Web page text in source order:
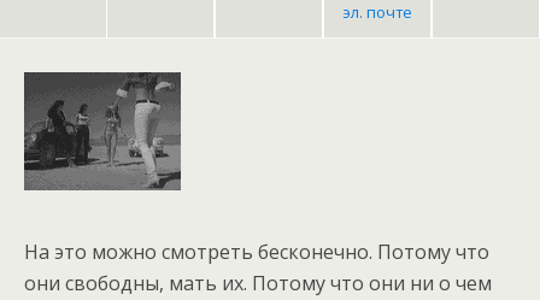
эл. почте
На это можно смотреть бесконечно. Потому что
они свободны, мать их. Потому что они ни о чем